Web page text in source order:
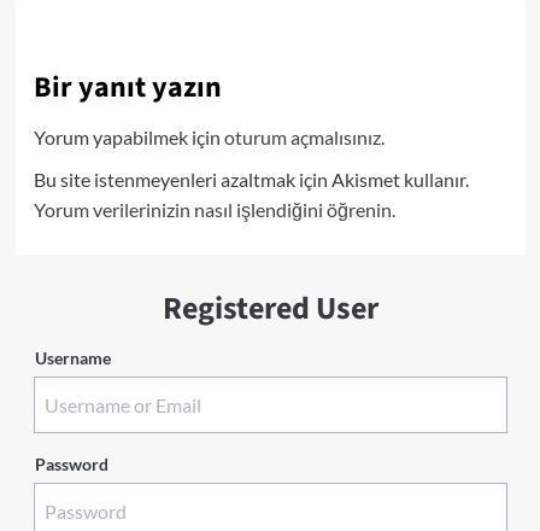
Bir yanıt yazın
Yorum yapabilmek için oturum açmalısınız.
Bu site istenmeyenleri azaltmak için Akismet kullanır.
Yorum verilerinizin nasıl işlendiğini öğrenin.
Registered User
Username
Password